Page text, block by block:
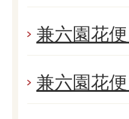
兼六園花
兼六園花